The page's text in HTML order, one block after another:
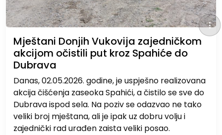
Mještani Donjih Vukovija zajedničkom
akcijom očistili put kroz Spahiće do
Dubrava
Danas, 02.05.2026. godine, je uspješno realizovana
akcija čišćenja zaseoka Spahići, a čistilo se sve do
Dubrava ispod sela. Na poziv se odazvao ne tako
veliki broj mještana, ali je ipak uz dobru volju i
zajednički rad urađen zaista veliki posao.